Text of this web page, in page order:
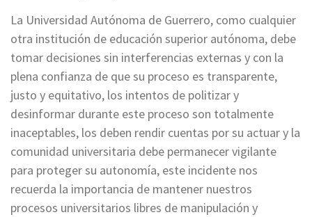
La Universidad Autónoma de Guerrero, como cualquier
otra institución de educación superior autónoma, debe
tomar decisiones sin interferencias externas y con la
plena confianza de que su proceso es transparente,
justo y equitativo, los intentos de politizar y
desinformar durante este proceso son totalmente
inaceptables, los deben rendir cuentas por su actuar y la
comunidad universitaria debe permanecer vigilante
para proteger su autonomía, este incidente nos
recuerda la importancia de mantener nuestros
procesos universitarios libres de manipulación y